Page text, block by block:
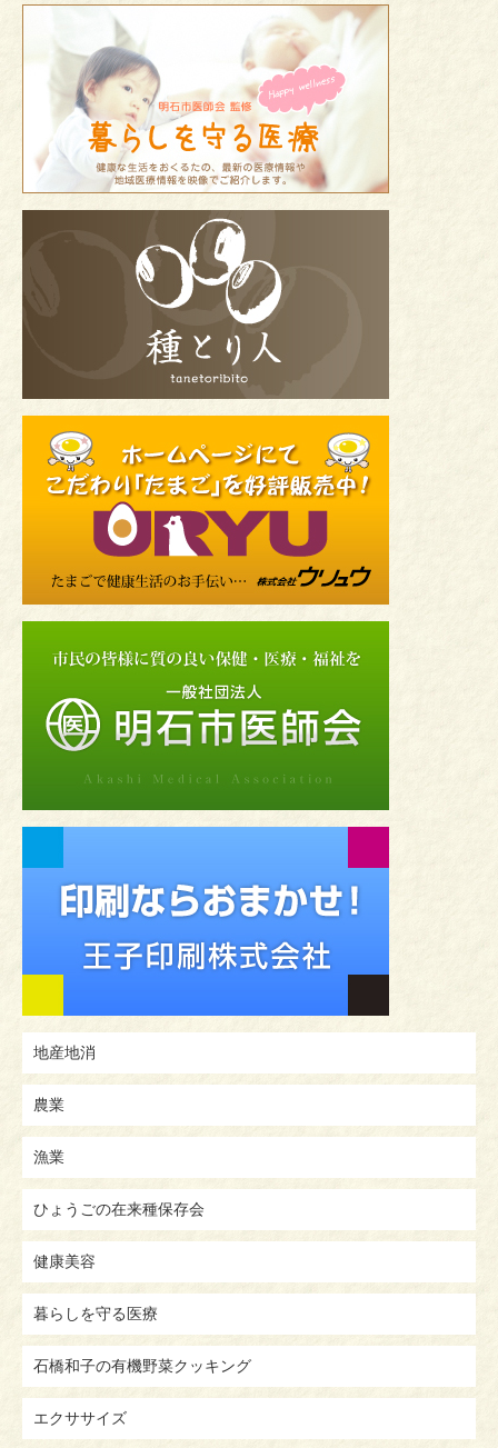
地産地消
農業
漁業
ひょうごの在来種保存会
健康美容
暮らしを守る医療
石橋和子の有機野菜クッキング
エクササイズ